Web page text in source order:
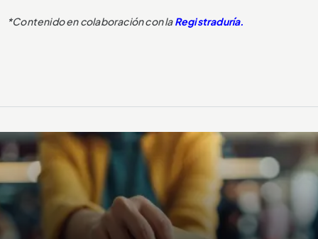
*Contenido en colaboración con laRegistraduría.